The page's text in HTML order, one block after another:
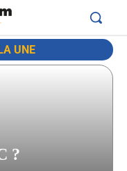
UNE
?